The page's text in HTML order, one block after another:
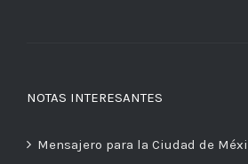
NOTAS INTERESANTES
Mensajero para la Ciudad de